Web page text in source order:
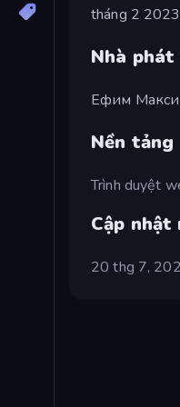
tháng 2 2023
Nhà
Ефим
Nền tảng
Trình duyệt
Cập nhật
20 thg 7,